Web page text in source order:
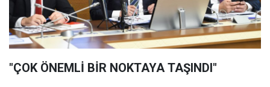
"ÇOK ÖNEMLİ BİR NOKTAYA TAŞINDI"